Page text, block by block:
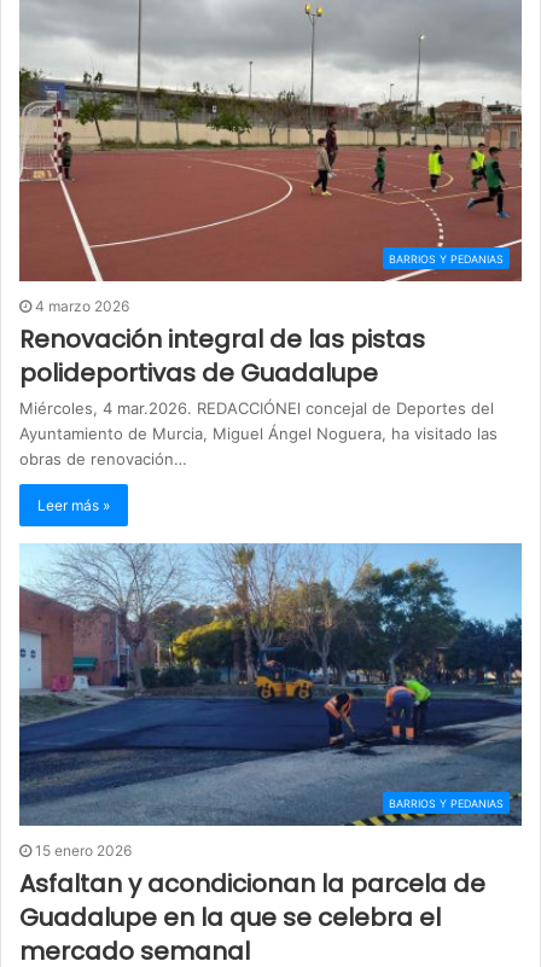
BARRIOS Y PEDANIAS
4 marzo 2026
Renovación integral de las pistas
polideportivas de Guadalupe
Miércoles, 4 mar.2026. REDACCIÓNEl concejal de Deportes del
Ayuntamiento de Murcia, Miguel Ángel Noguera, ha visitado las
obras de renovación…
Leer más »
BARRIOS Y PEDANIAS
15 enero 2026
Asfaltan y acondicionan la parcela de
Guadalupe en la que se celebra el
mercado semanal